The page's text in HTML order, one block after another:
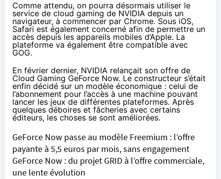
Comme attendu, on pourra désormais utiliser le
service de cloud gaming de NVIDIA depuis un
navigateur, à commencer par Chrome. Sous iOS,
Safari est également concerné afin de permettre un
accès depuis les appareils mobiles d’Apple. La
plateforme va également être compatible avec
GOG.
En février dernier, NVIDIA relançait son offre de
Cloud Gaming GeForce Now. Le constructeur s’était
enfin décidé sur un modèle économique : celui de
l’abonnement pour l’accès à une machine pouvant
lancer les jeux de différentes plateformes. Après
quelques déboires et fâcheries avec certains
éditeurs, les choses se sont améliorées.
GeForce Now passe au modèle Freemium : l’offre
payante à 5,5 euros par mois, sans engagement
GeForce Now : du projet GRID à l’offre commerciale,
une lente évolution